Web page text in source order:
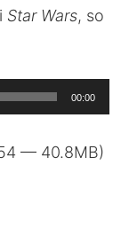
Star Wars, so
00:00
— 40.8MB)